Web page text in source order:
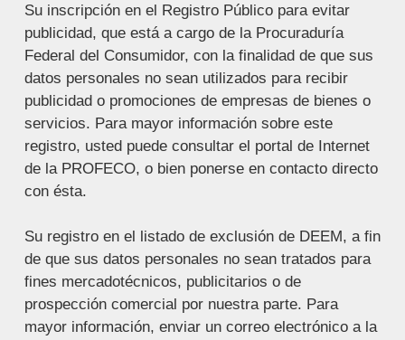
Su inscripción en el Registro Público para evitar
publicidad, que está a cargo de la Procuraduría
Federal del Consumidor, con la finalidad de que sus
datos personales no sean utilizados para recibir
publicidad o promociones de empresas de bienes o
servicios. Para mayor información sobre este
registro, usted puede consultar el portal de Internet
de la PROFECO, o bien ponerse en contacto directo
con ésta.
Su registro en el listado de exclusión de DEEM, a fin
de que sus datos personales no sean tratados para
fines mercadotécnicos, publicitarios o de
prospección comercial por nuestra parte. Para
mayor información, enviar un correo electrónico a la